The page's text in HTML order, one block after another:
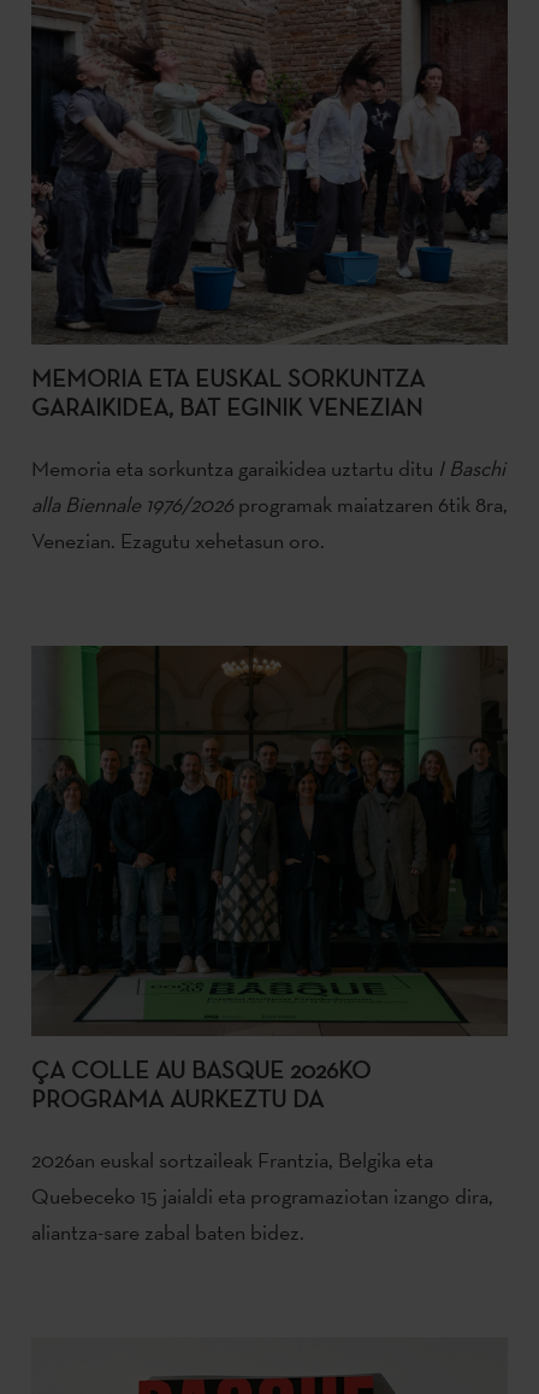
MEMORIA ETA EUSKAL SORKUNTZA
GARAIKIDEA, BAT EGINIK VENEZIAN
Memoria eta sorkuntza garaikidea uztartu ditu I Baschi
alla Biennale 1976/2026 programak maiatzaren 6tik 8ra,
Venezian. Ezagutu xehetasun oro.
ÇA COLLE AU BASQUE 2026KO
PROGRAMA AURKEZTU DA
2026an euskal sortzaileak Frantzia, Belgika eta
Quebeceko 15 jaialdi eta programaziotan izango dira,
aliantza-sare zabal baten bidez.